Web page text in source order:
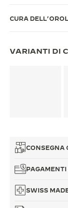
CURA
VARIANTI DI
CONSEGNA
PAGAMENTI
SWISS